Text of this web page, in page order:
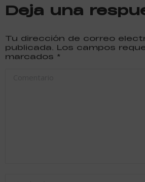
Deja una
Tu dirección de correo
publicada. Los campos
marcados *